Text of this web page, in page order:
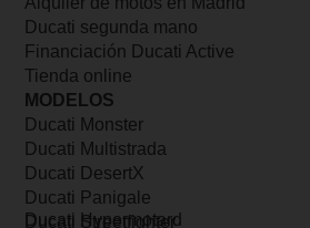
Ducati segunda mano
Financiación Ducati Active
Tienda online
MODELOS
Ducati Monster
Ducati Multistrada
Ducati DesertX
Ducati Panigale
Ducati Streetfighter
Ducati Hypermotard